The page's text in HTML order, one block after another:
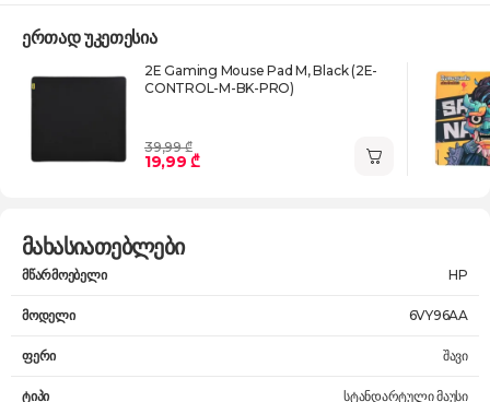
ერთად უკეთესია
2E Gaming Mouse Pad M, Black (2E-
CONTROL-M-BK-PRO)
39,99 ₾
19,99 ₾
მახასიათებლები
მწარმოებელი HP
მოდელი 6VY96AA
ფერი შავი
ტიპი სტანდარტული მაუსი